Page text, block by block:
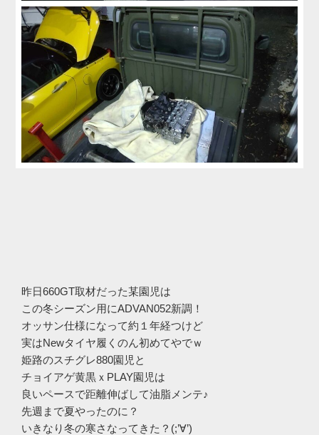
昨日660GT取材だった某園児は
この冬シーズン用にADVAN052新調！
オッサン仕様になって約１年経つけど
実はNewタイヤ履くのん初めてやでｗ
姫路のスチグレ880園児と
チョイアゲ黄黒ｘPLAY園児は
良いペースで距離伸ばして油脂メンテ♪
先週まで夏やったのに？
いきなり冬の寒さなってきた？(;’∀’)